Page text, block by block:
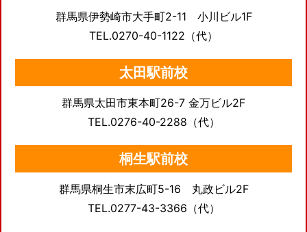
群馬県伊勢崎市大手町2-11 小川ビル1F
TEL.0270-40-1122（代）
太田駅前校
群馬県太田市東本町26-7 金万ビル2F
TEL.0276-40-2288（代）
桐生駅前校
群馬県桐生市末広町5-16 丸政ビル2F
TEL.0277-43-3366（代）